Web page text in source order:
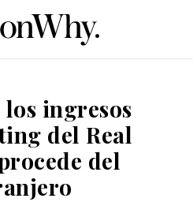
los ingresos
del Real
del